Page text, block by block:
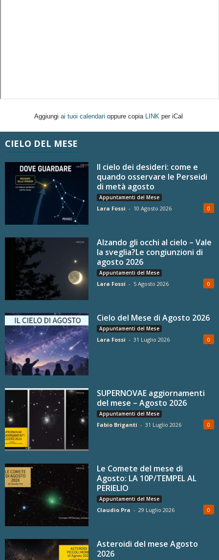
Aggiungi ai tuoi calendari oppure copia LINK per iCal
CIELO DEL MESE
Il cielo dei desideri: come e
quando osservare le Perseidi
di metà agosto
Appuntamenti del Mese
Lara Fossi - 10 Agosto 2026 0
Alzando gli occhi al cielo – Vale
la sveglia?Le congiunzioni di
agosto 2026
Appuntamenti del Mese
Lara Fossi - 5 Agosto 2026 0
Cielo del Mese di Agosto 2026
Appuntamenti del Mese
Lara Fossi - 31 Luglio 2026 0
SUPERNOVAE aggiornamenti
del mese – Agosto 2026
Appuntamenti del Mese
Fabio Briganti - 31 Luglio 2026 0
Le Comete del mese di
Agosto: LA 10P/TEMPEL AL
PERIELIO
Appuntamenti del Mese
Claudio Pra - 29 Luglio 2026 0
Asteroidi del mese Agosto
2026